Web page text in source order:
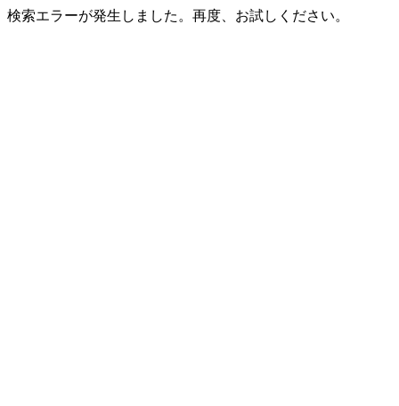
検索エラーが発生しました。再度、お試しください。